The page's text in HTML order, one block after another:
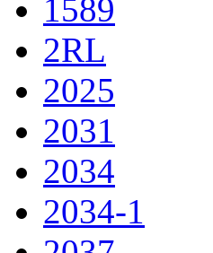
1589
2RL
2025
2031
2034
2034-1